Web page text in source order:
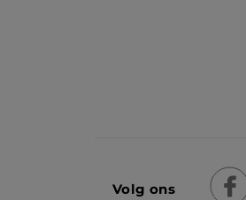
Volg ons